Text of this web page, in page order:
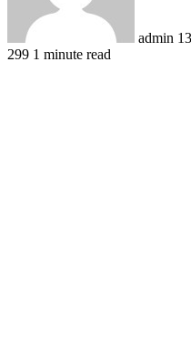
admin
299 1 minute read